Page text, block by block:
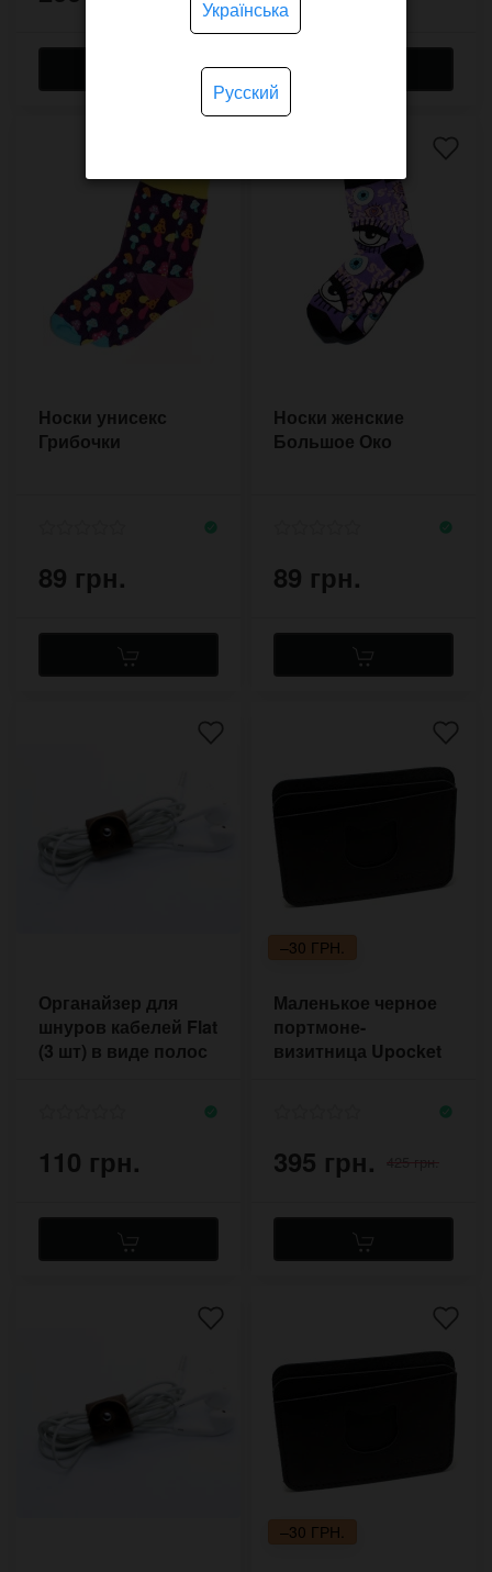
Носки унисекс
Грибочки
89 грн.
Носки женские
Большое Око
89 грн.
Органайзер для
шнуров кабелей Flat
(3 шт) в виде полос
110 грн.
–30 ГРН.
Маленькое черное
портмоне-
визитница Upocket
395 грн. 425 грн.
–30 ГРН.
Українська
Русский